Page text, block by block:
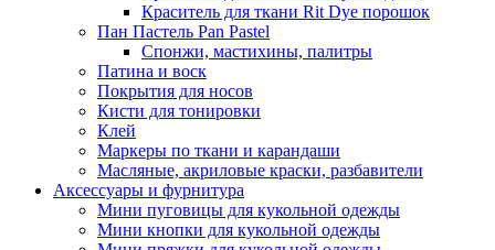
Краситель для ткани Rit Dye порошок
Пан Пастель Pan Pastel
Спонжи, мастихины, палитры
Патина и воск
Покрытия для носов
Кисти для тонировки
Клей
Маркеры по ткани и карандаши
Масляные, акриловые краски, разбавители
Аксессуары и фурнитура
Мини пуговицы для кукольной одежды
Мини кнопки для кукольной одежды